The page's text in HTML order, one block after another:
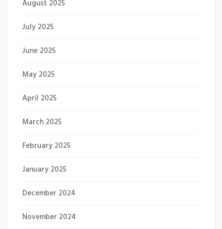
August 2025
July 2025
June 2025
May 2025
April 2025
March 2025
February 2025
January 2025
December 2024
November 2024